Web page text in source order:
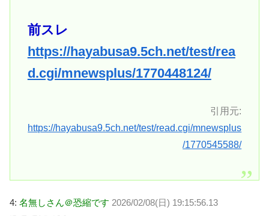
前スレ
https://hayabusa9.5ch.net/test/rea
d.cgi/mnewsplus/1770448124/
引用元:
https://hayabusa9.5ch.net/test/read.cgi/mnewsplus
/1770545588/
4: 名無しさん＠恐縮です 2026/02/08(日) 19:15:56.13